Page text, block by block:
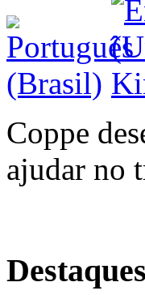
Coppe
ajudar no
Destaques